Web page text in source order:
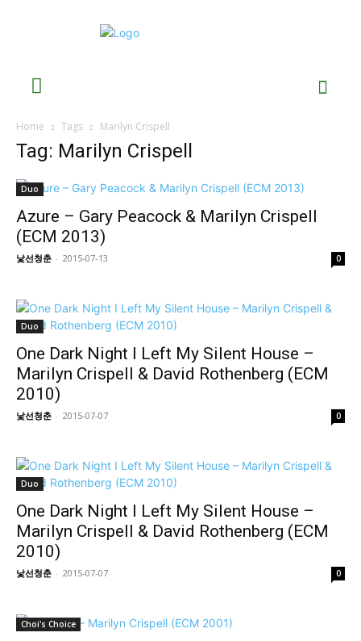
Home Tags Marilyn Crispell
Tag: Marilyn Crispell
Duo
Azure – Gary Peacock & Marilyn Crispell
(ECM 2013)
낯선청춘 - 2015-07-13 0
Duo
One Dark Night I Left My Silent House –
Marilyn Crispell & David Rothenberg (ECM
2010)
낯선청춘 - 2015-07-07 0
Duo
One Dark Night I Left My Silent House –
Marilyn Crispell & David Rothenberg (ECM
2010)
낯선청춘 - 2015-07-07 0
Choi's Choice